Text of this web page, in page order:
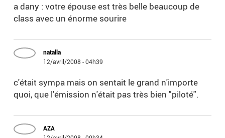
a dany : votre épouse est très belle beaucoup de
class avec un énorme sourire
natalla
12/avril/2008 - 04h39
c'était sympa mais on sentait le grand n'importe
quoi, que l'émission n'était pas très bien "piloté".
AZA